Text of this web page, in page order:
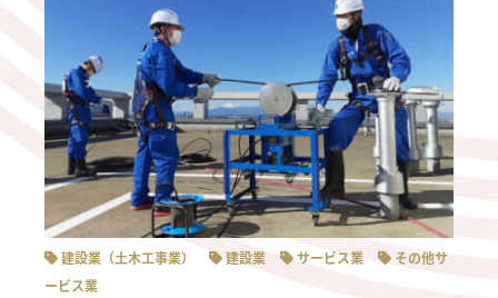
建設業（土木工事業） 建設業 サービス業
その他サ
ービス業